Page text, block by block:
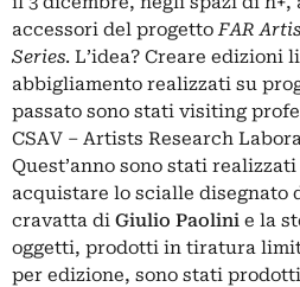
accessori del progettoFAR
Series. L’idea? Creare edizioni
abbigliamento realizzati su
passato sono stati visiting
CSAV – Artists Research
Quest’anno sono stati
acquistare lo scialle disegnato
cravatta di Giulio Paolini e la
oggetti, prodotti in tiratura
per edizione, sono stati